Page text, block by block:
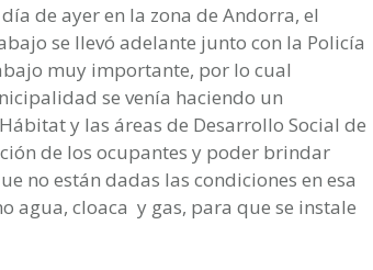
de ayer en la zona de Andorra, el
se llevó adelante junto con la Policía
muy importante, por lo cual
se venía haciendo un
y las áreas de Desarrollo Social de
de los ocupantes y poder brindar
no están dadas las condiciones en esa
agua, cloaca y gas, para que se instale